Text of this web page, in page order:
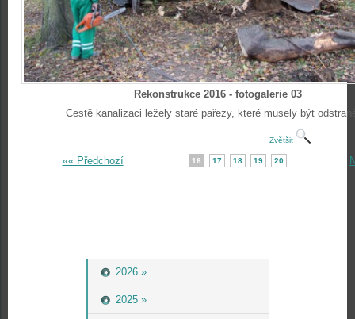
2026 »
2025 »
Rekonstrukce 2016 - fotogalerie 03
Cestě kanalizaci ležely staré pařezy, které musely být
Zvětšit
«« Předchozí 16 17 18 19 20